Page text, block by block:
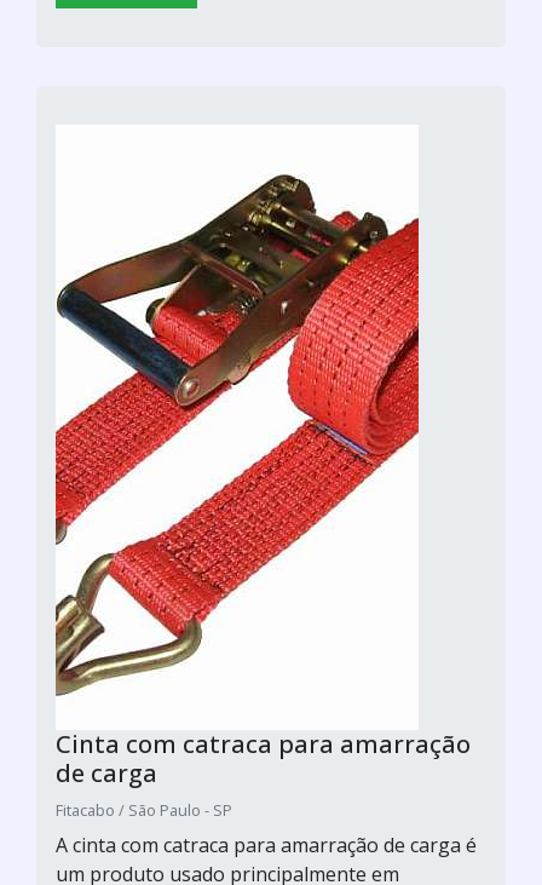
Cinta com catraca para amarração
de carga
Fitacabo / São Paulo - SP
A cinta com catraca para amarração de carga é
um produto usado principalmente em